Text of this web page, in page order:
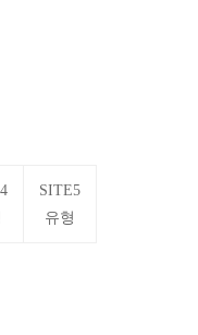
SITE5
유형